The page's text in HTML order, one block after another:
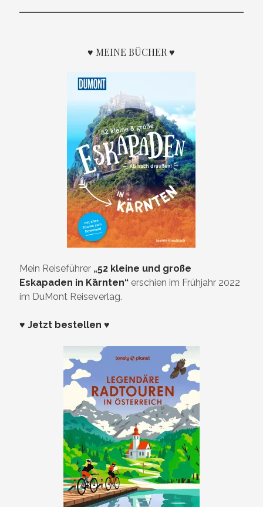
♥ MEINE BÜCHER ♥
Mein Reiseführer „52 kleine und große
Eskapaden in Kärnten“ erschien im Frühjahr 2022
im DuMont Reiseverlag.
♥ Jetzt bestellen ♥